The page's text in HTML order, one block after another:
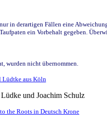
in derartigen Fällen eine
ein Vorbehalt gegeben.
wurden nicht übernommen.
Lüdtke aus Köln
und Joachim Schulz
the Roots in Deutsch Krone